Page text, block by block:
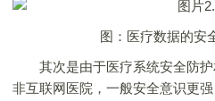
图：医疗数据的安
其次是由于医疗系统安全防护
非互联网医院，一般安全意识更